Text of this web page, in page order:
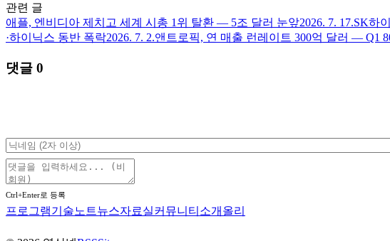
관련 글
애플, 엔비디아 제치고 세계 시총 1위 탈환 — 5조 달러 눈앞2026. 7. 17.SK하
·하이닉스 동반 폭락2026. 7. 2.앤트로픽, 연 매출 런레이트 300억 달러 — Q1
댓글 0
Ctrl+Enter로 등록
프로그램기술노트뉴스자료실커뮤니티 소개 올리